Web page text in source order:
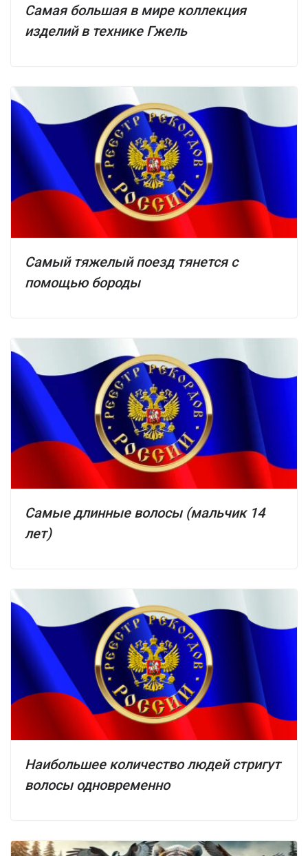
Самая большая в мире коллекция
изделий в технике Гжель
Самый тяжелый поезд тянется с
помощью бороды
Самые длинные волосы (мальчик 14
лет)
Наибольшее количество людей стригут
волосы одновременно